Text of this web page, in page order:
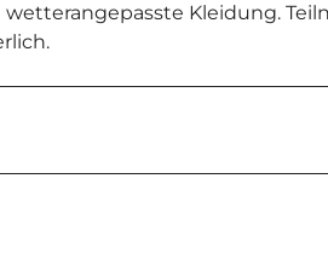
Kleidung.